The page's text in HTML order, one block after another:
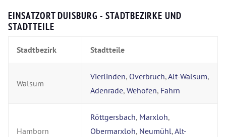
EINSATZORT DUISBURG - STADTBEZIRKE UND
STADTTEILE
Stadtbezirk Stadtteile
Walsum
Vierlinden, Overbruch,Alt-Walsum,
Adenrade, Wehofen, Fahrn
Hamborn
Röttgersbach, Marxloh,
Obermarxloh, Neumühl,Alt-